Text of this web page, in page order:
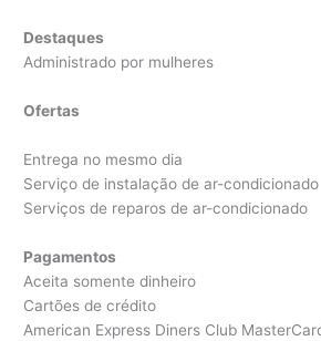
Destaques
Administrado por mulheres
Ofertas
Entrega no mesmo dia
Serviço de instalação de ar-condicionado
Serviços de reparos de ar-condicionado
Pagamentos
Aceita somente dinheiro
Cartões de crédito
American Express Diners Club